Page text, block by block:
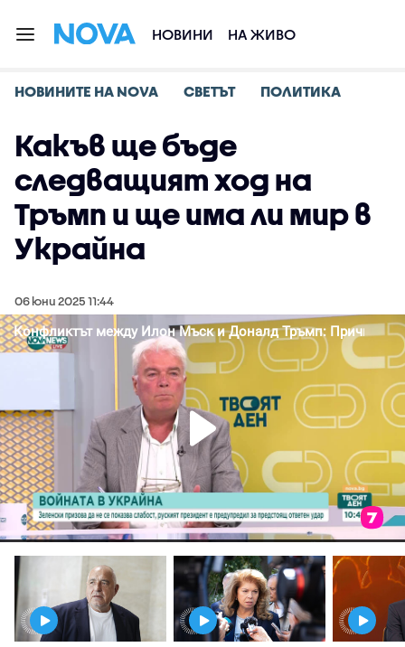
НОВИНИ НА ЖИВО
НОВИНИТЕ НА NOVA СВЕТЪТ ПОЛИТИКА
Какъв ще бъде
следващият ход на
Тръмп и ще има ли мир в
Украйна
06 юни 2025 11:44